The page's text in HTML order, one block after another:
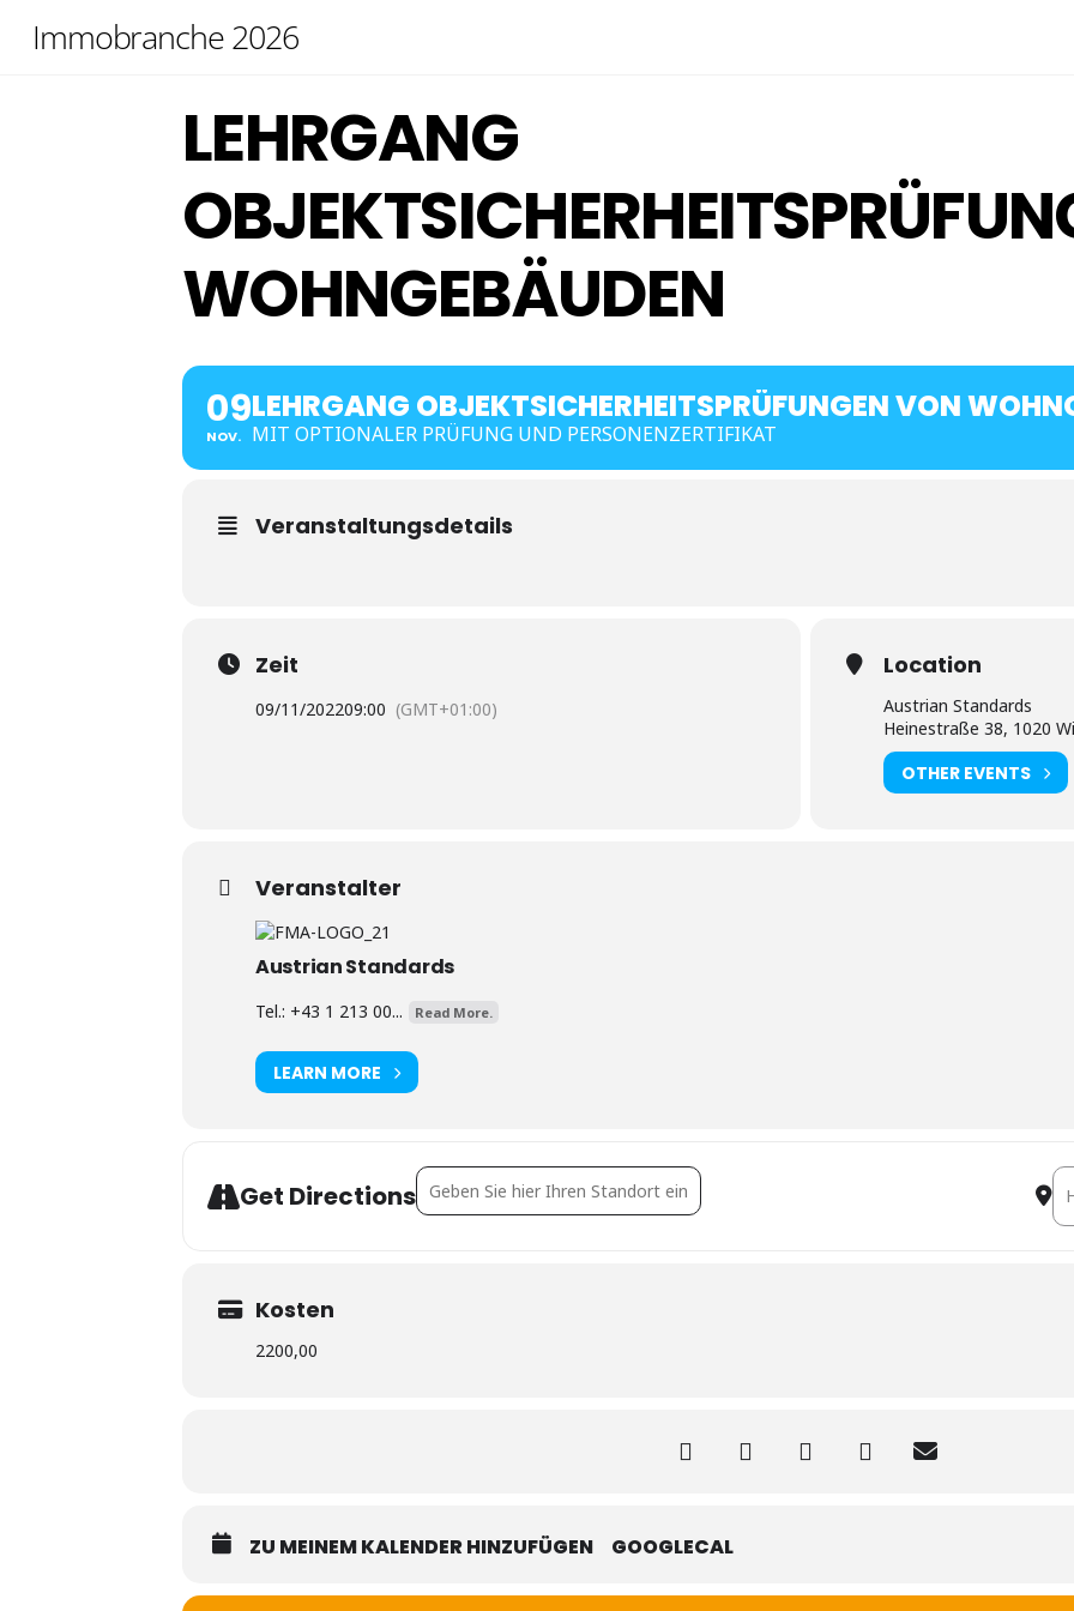
Immobranche 2026
LEHRGANG
WOHNGEBÄUDEN
09
NOV.
LEHRGANG OBJEKTSICHERHEITSPRÜFUNGEN VON
MIT OPTIONALER PRÜFUNG UND PERSONENZERTIFIKAT
Veranstaltungsdetails
Zeit
09/11/202209:00 (GMT+01:00)
Location
Austrian Standards
Heinestraße 38, 1020
OTHER EVENTS
Veranstalter
Austrian Standards
Tel.: +43 1 213 00... Read More.
LEARN MORE
Get DirectionsAddress - Lehrgang Objektsicherheitsprüfungen von Wohngebäuden [R8Yf3VVnf]
Kosten
2200,00
ZU MEINEM KALENDER HINZUFÜGEN GOOGLECAL